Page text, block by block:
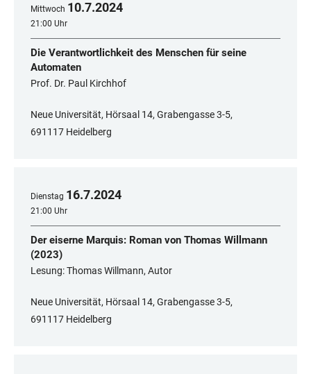
Mittwoch 10.7.2024
21:00 Uhr
Die Verantwortlichkeit des Menschen für seine
Automaten
Prof. Dr. Paul Kirchhof
Neue Universität, Hörsaal 14, Grabengasse 3-5,
691117 Heidelberg
Dienstag 16.7.2024
21:00 Uhr
Der eiserne Marquis: Roman von Thomas Willmann
(2023)
Lesung: Thomas Willmann, Autor
Neue Universität, Hörsaal 14, Grabengasse 3-5,
691117 Heidelberg